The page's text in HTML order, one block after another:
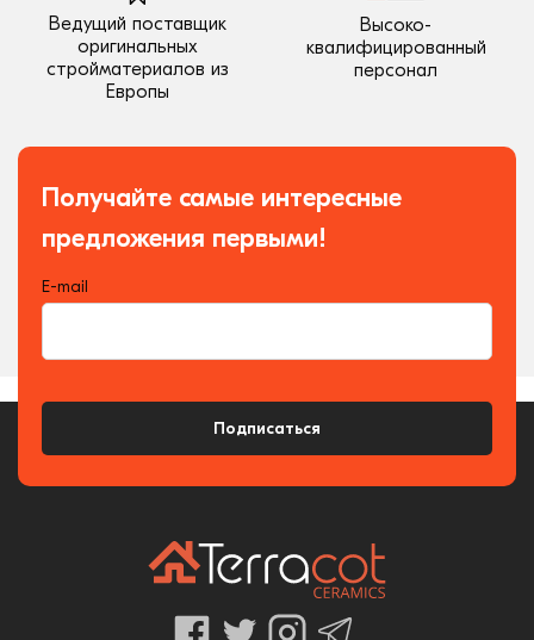
Ведущий поставщик
оригинальных
стройматериалов из
Европы
Высоко-
квалифицированный
персонал
Получайте самые интересные
предложения первыми!
E-mail
Подписаться